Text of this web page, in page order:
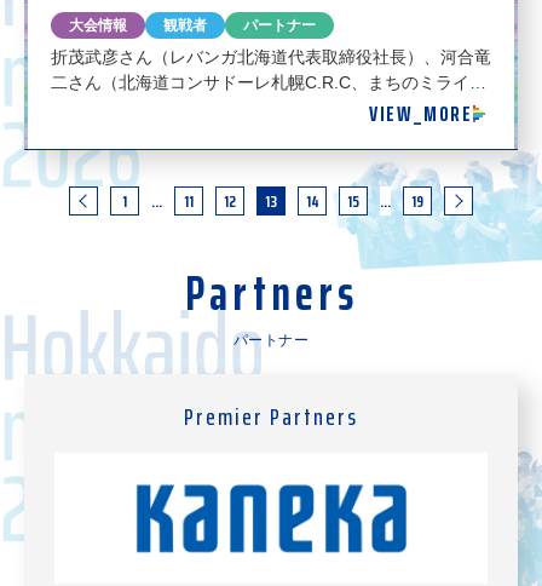
大会情報 観戦者 パートナー
折茂武彦さん（レバンガ北海道代表取締役社長）、河合竜
二さん（北海道コンサドーレ札幌C.R.C、まちのミライ代
表取締役社長）がゲストランナーに決定！ 皆さんと一緒
ぞれ意気込みのコメントをいただきました！ ＜折茂武彦
さんからのコメント＞ こんにちは、レバンガ北海道の折
茂武彦です。 今年もゲストランナーとして北海道マラソ
VIEW_MORE
1 … 11 12 13 14 15 … 19
Partners
パートナー
Premier Partners